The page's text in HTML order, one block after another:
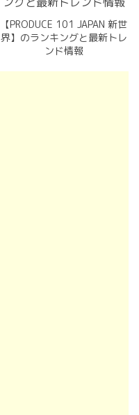
【PRODUCE 101 JAPAN 新世
界】のランキングと最新トレ
ンド情報